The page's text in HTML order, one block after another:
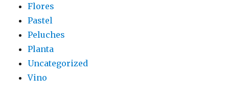
Flores
Pastel
Peluches
Planta
Uncategorized
Vino